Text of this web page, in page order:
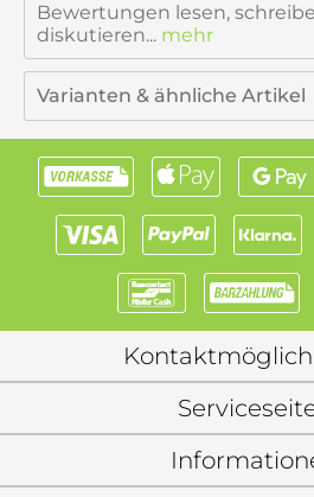
Bewertungen lesen,
diskutieren... mehr
Varianten & ähnliche Artikel